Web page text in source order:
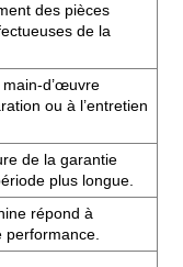
des pièces
de la
d’œuvre
ou à l’entretien
de la garantie
plus longue.
répond à
performance.